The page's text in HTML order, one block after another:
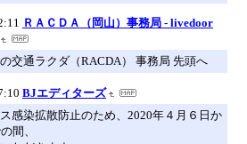
ＲＡＣＤＡ（岡山）事務局 - livedoor
の交通ラクダ（RACDA） 事務局 先頭へ
BJエディターズ
感染拡散防止のため、2020年４月６日か
間、